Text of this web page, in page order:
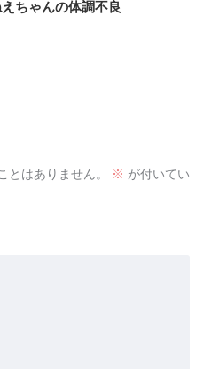
ちゃんの体調不良
とはありません。 ※ が付いてい